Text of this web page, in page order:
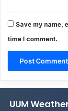
Save my name,
time I comment.
UUM